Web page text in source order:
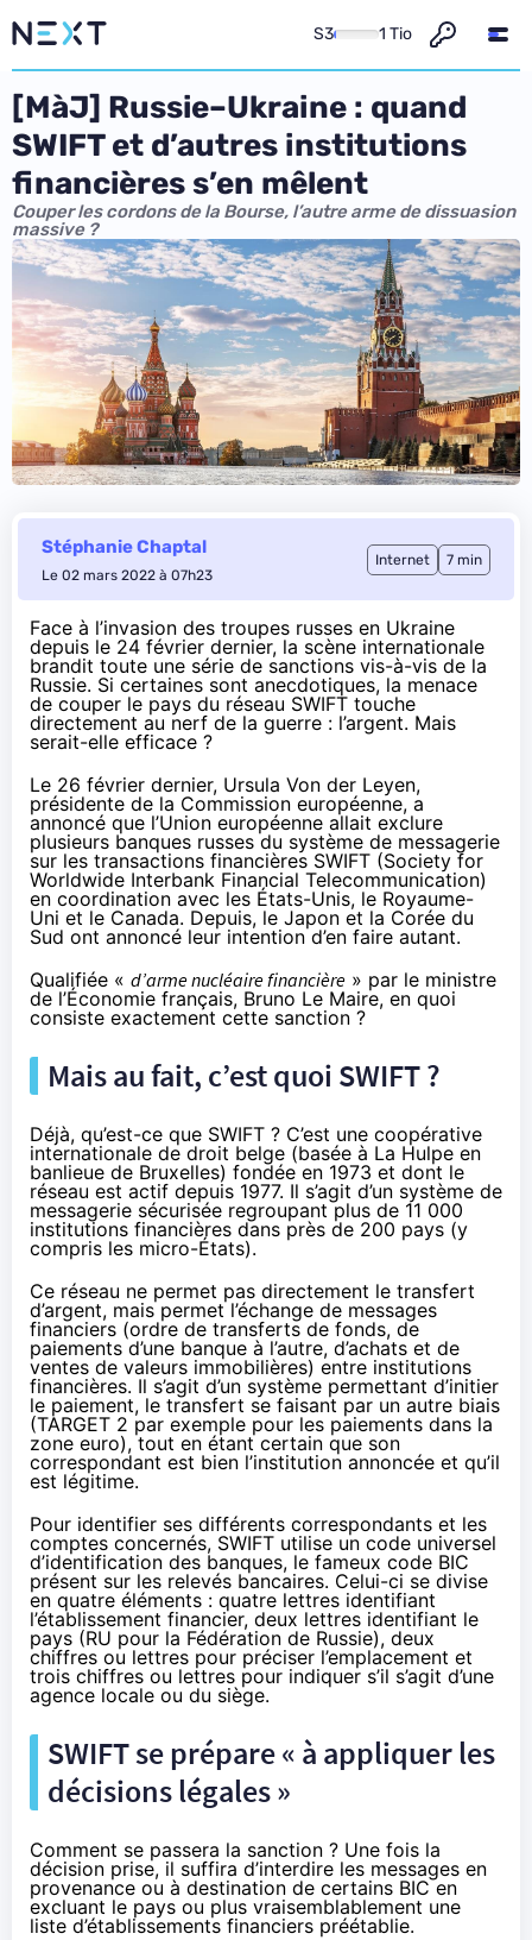
S3 1 Tio
[MàJ] Russie–Ukraine : quand
SWIFT et d’autres institutions
financières s’en mêlent
Couper les cordons de la Bourse, l’autre arme de dissuasion
massive ?
Stéphanie Chaptal
Le 02 mars 2022 à 07h23
Internet 7 min
Face à l’invasion des troupes russes en Ukraine
depuis le 24 février dernier, la scène internationale
brandit toute une série de sanctions vis-à-vis de la
Russie. Si certaines sont anecdotiques, la menace
de couper le pays du réseau SWIFT touche
directement au nerf de la guerre : l’argent. Mais
serait-elle efficace ?
Le 26 février dernier, Ursula Von der Leyen,
présidente de la Commission européenne, a
annoncé que l’Union européenne allait exclure
plusieurs banques russes du système de messagerie
sur les transactions financières SWIFT (Society for
Worldwide Interbank Financial Telecommunication)
en coordination avec les États-Unis, le Royaume-
Uni et le Canada. Depuis, le Japon et la Corée du
Sud ont annoncé leur intention d’en faire autant.
Qualifiée « d’arme nucléaire financière » par le ministre
de l’Économie français, Bruno Le Maire, en quoi
consiste exactement cette sanction ?
Mais au fait, c’est quoi SWIFT ?
Déjà, qu’est-ce que SWIFT ? C’est une coopérative
internationale de droit belge (basée à La Hulpe en
banlieue de Bruxelles) fondée en 1973 et dont le
réseau est actif depuis 1977. Il s’agit d’un système de
messagerie sécurisée regroupant plus de 11 000
institutions financières dans près de 200 pays (y
compris les micro-États).
Ce réseau ne permet pas directement le transfert
d’argent, mais permet l’échange de messages
financiers (ordre de transferts de fonds, de
paiements d’une banque à l’autre, d’achats et de
ventes de valeurs immobilières) entre institutions
financières. Il s’agit d’un système permettant d’initier
le paiement, le transfert se faisant par un autre biais
(TARGET 2 par exemple pour les paiements dans la
zone euro), tout en étant certain que son
correspondant est bien l’institution annoncée et qu’il
est légitime.
Pour identifier ses différents correspondants et les
comptes concernés, SWIFT utilise un code universel
d’identification des banques, le fameux code BIC
présent sur les relevés bancaires. Celui-ci se divise
en quatre éléments : quatre lettres identifiant
l’établissement financier, deux lettres identifiant le
pays (RU pour la Fédération de Russie), deux
chiffres ou lettres pour préciser l’emplacement et
trois chiffres ou lettres pour indiquer s’il s’agit d’une
agence locale ou du siège.
SWIFT se prépare « à appliquer les
décisions légales »
Comment se passera la sanction ? Une fois la
décision prise, il suffira d’interdire les messages en
provenance ou à destination de certains BIC en
excluant le pays ou plus vraisemblablement une
liste d’établissements financiers préétablie.